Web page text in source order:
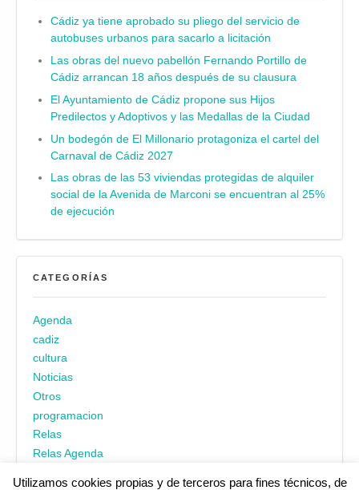
Cádiz ya tiene aprobado su pliego del servicio de
autobuses urbanos para sacarlo a licitación
Las obras del nuevo pabellón Fernando Portillo de
Cádiz arrancan 18 años después de su clausura
El Ayuntamiento de Cádiz propone sus Hijos
Predilectos y Adoptivos y las Medallas de la Ciudad
Un bodegón de El Millonario protagoniza el cartel del
Carnaval de Cádiz 2027
Las obras de las 53 viviendas protegidas de alquiler
social de la Avenida de Marconi se encuentran al 25%
de ejecución
CATEGORÍAS
Agenda
cadiz
cultura
Noticias
Otros
programacion
Relas
Relas Agenda
Utilizamos cookies propias y de terceros para fines técnicos, de